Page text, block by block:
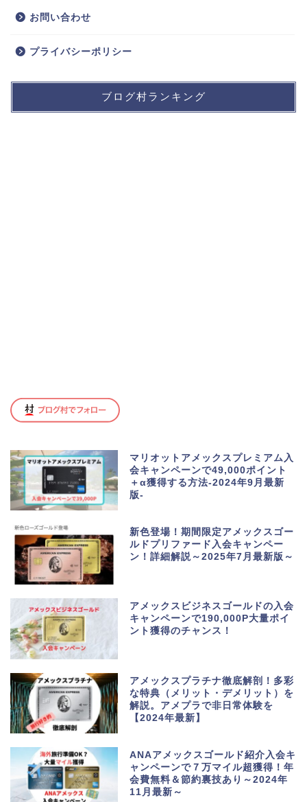
お問い合わせ
プライバシーポリシー
ブログ村ランキング
マリオットアメックスプレミアム入
会キャンペーンで49,000ポイント
＋α獲得する方法-2024年9月最新
版-
新色登場！期間限定アメックスゴー
ルドプリファード入会キャンペー
ン！詳細解説～2025年7月最新版～
アメックスビジネスゴールドの入会
キャンペーンで190,000P大量ポイ
ント獲得のチャンス！
アメックスプラチナ徹底解剖！多彩
な特典（メリット・デメリット）を
解説。アメプラで非日常体験を
【2024年最新】
ANAアメックスゴールド紹介入会キ
ャンペーンで７万マイル超獲得！年
会費無料＆節約裏技あり～2024年
11月最新～